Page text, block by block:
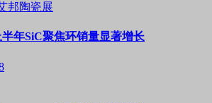
邦陶瓷展
年SiC聚焦环销量显著增长